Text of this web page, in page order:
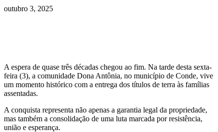
outubro 3, 2025
A espera de quase três décadas chegou ao fim. Na tarde desta sexta-
feira (3), a comunidade Dona Antônia, no município de Conde, vive
um momento histórico com a entrega dos títulos de terra às famílias
assentadas.
A conquista representa não apenas a garantia legal da propriedade,
mas também a consolidação de uma luta marcada por resistência,
união e esperança.